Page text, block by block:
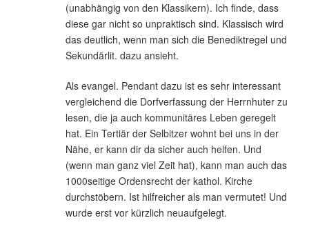
(unabhängig von den Klassikern). Ich finde, dass
diese gar nicht so unpraktisch sind. Klassisch wird
das deutlich, wenn man sich die Benediktregel und
Sekundärlit. dazu ansieht.
Als evangel. Pendant dazu ist es sehr interessant
vergleichend die Dorfverfassung der Herrnhuter zu
lesen, die ja auch kommunitäres Leben geregelt
hat. Ein Tertiär der Selbitzer wohnt bei uns in der
Nähe, er kann dir da sicher auch helfen. Und
(wenn man ganz viel Zeit hat), kann man auch das
1000seitige Ordensrecht der kathol. Kirche
durchstöbern. Ist hilfreicher als man vermutet! Und
wurde erst vor kürzlich neuaufgelegt.